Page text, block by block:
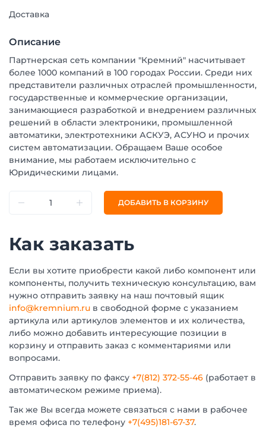
Доставка
Описание
Партнерская сеть компании "Кремний" насчитывает
более 1000 компаний в 100 городах России. Среди них
представители различных отраслей промышленности,
государственные и коммерческие организации,
занимающиеся разработкой и внедрением различных
решений в области электроники, промышленной
автоматики, электротехники АСКУЭ, АСУНО и прочих
систем автоматизации. Обращаем Ваше особое
внимание, мы работаем исключительно с
Юридическими лицами.
ДОБАВИТЬ В КОРЗИНУ
Как заказать
Если вы хотите приобрести какой либо компонент или
компоненты, получить техническую консультацию, вам
нужно отправить заявку на наш почтовый ящик
info@kremnium.ru в свободной форме с указанием
артикула или артикулов элементов и их количества,
либо можно добавить интересующие позиции в
корзину и отправить заказ с комментариями или
вопросами.
Отправить заявку по факсу +7(812) 372-55-46 (работает в
автоматическом режиме приема).
Так же Вы всегда можете связаться с нами в рабочее
время офиса по телефону +7(495)181-67-37.